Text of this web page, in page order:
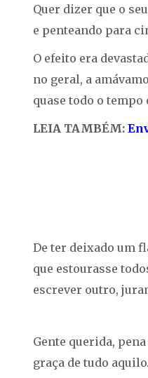
Quer dizer que o
e penteando para
O efeito era
no geral, a
quase todo o
LEIA TAMBÉM:
De ter deixado um
que estourasse
escrever outro,
Gente querida,
graça de tudo